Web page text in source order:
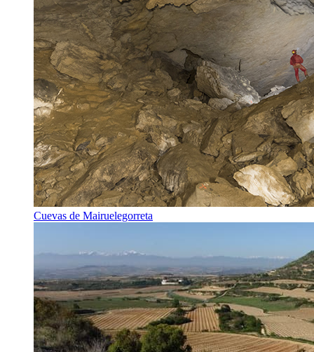
Cuevas de Mairuelegorreta